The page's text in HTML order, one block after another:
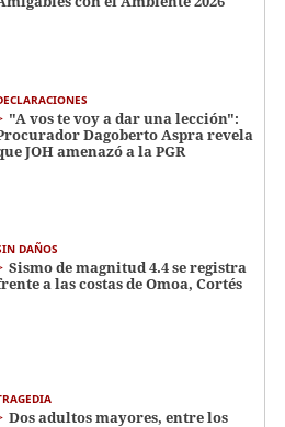
"A vos te voy a dar una lección":
Dagoberto Aspra revela
JOH amenazó a la PGR
DAÑOS
Sismo de magnitud 4.4 se registra
a las costas de Omoa, Cortés
Dos adultos mayores, entre los